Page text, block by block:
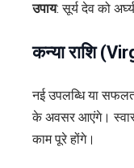
उपाय: सूर्य देव को
कन्या राशि
नई उपलब्धि या
के अवसर आएंगे।
काम पूरे होंगे।